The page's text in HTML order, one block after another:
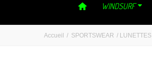
WINDSURF
Accueil / SPORTSWEAR / LUNETTES